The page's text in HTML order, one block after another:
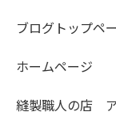
ブログトップペ
ホームページ
縫製職人の店